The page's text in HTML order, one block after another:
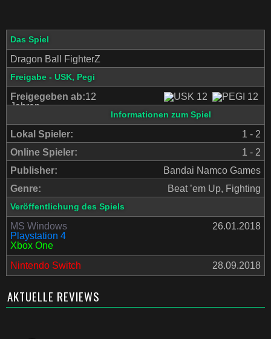
Das Spiel
Dragon Ball FighterZ
Freigabe - USK, Pegi
Freigegeben ab:12
Jahren
Informationen zum Spiel
Lokal Spieler:
1 - 2
Online Spieler:
1 - 2
Publisher:
Bandai Namco Games
Genre:
Beat ’em Up, Fighting
Veröffentlichung des Spiels
MS Windows
Playstation 4
Xbox One
26.01.2018
Nintendo Switch 28.09.2018
AKTUELLE REVIEWS